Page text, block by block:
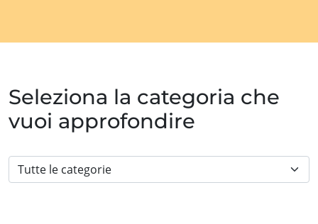
Seleziona la categoria che
vuoi approfondire